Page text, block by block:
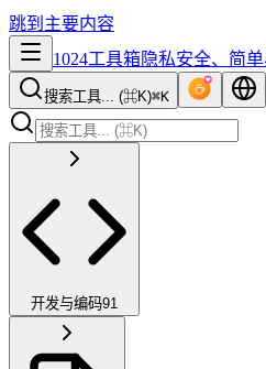
跳到主要内容
1024工具箱隐私安全、简
搜索工具... (⌘K)⌘K
开发与编码91